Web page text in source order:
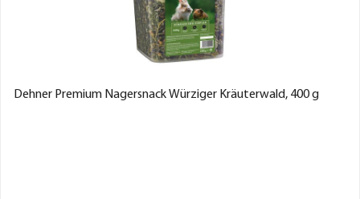
Dehner Premium Nagersnack Würziger Kräuterwald, 400 g